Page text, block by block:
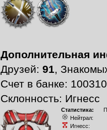
Дополнительная
Друзей: 91,
Счет в банке:
Склонность: Игнесс
Статистика:
Нейтрал:
Игнесс: